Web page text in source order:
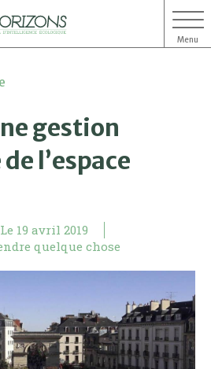
Menu
gestion
l’espace
Le 19 avril 2019
quelque chose